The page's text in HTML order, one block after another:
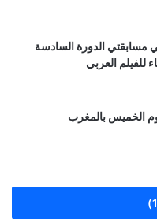
فيلما في مسابقتي الدورة السادسة
للفيلم العربي
الخميس بالمغرب